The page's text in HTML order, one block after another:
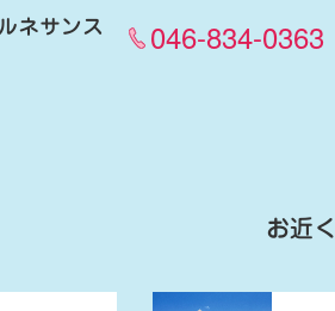
ネサンス 046-834-0363
お近